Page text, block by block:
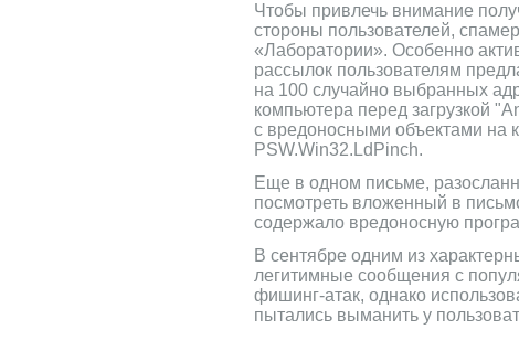
Чтобы привлечь внимание
стороны пользователей,
«Лаборатории». Особенно
рассылок пользователям
на 100 случайно выбранных
компьютера перед загрузкой
с вредоносными объектами на
PSW.Win32.LdPinch.
Еще в одном письме,
посмотреть вложенный в
содержало вредоносную
В сентябре одним из
легитимные сообщения с
фишинг-атак, однако
пытались выманить у